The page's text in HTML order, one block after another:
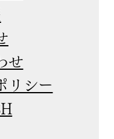
せ
リシー